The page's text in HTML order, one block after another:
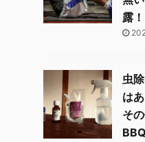
露！
虫
は
そ